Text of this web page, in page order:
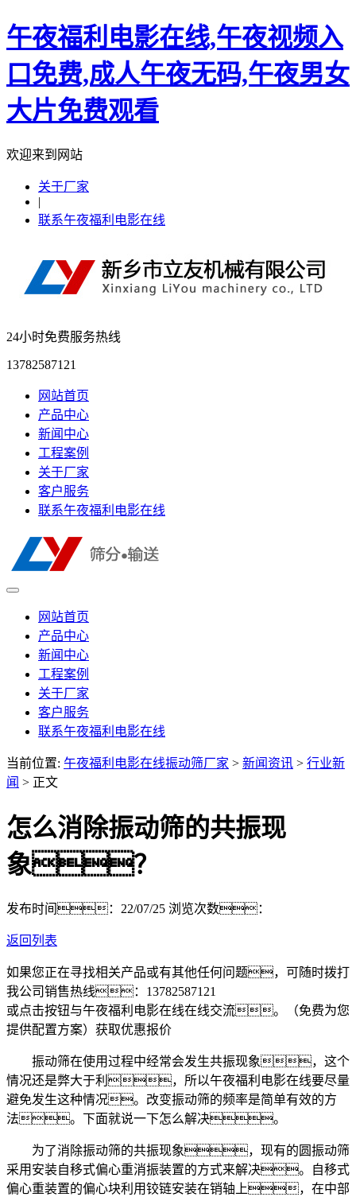
午夜福利电影在线,午夜视频入
口免费,成人午夜无码,午夜男女
大片免费观看
欢迎来到网站
关于厂家
|
联系午夜福利电影在线
24小时免费服务热线
13782587121
网站首页
产品中心
新闻中心
工程案例
关于厂家
客户服务
联系午夜福利电影在线
网站首页
产品中心
新闻中心
工程案例
关于厂家
客户服务
联系午夜福利电影在线
当前位置: 午夜福利电影在线振动筛厂家 > 新闻资讯 > 行业新
闻 > 正文
怎么消除振动筛的共振现
象？
发布时间：22/07/25 浏览次数：
返回列表
如果您正在寻找相关产品或有其他任何问题，可随时拨打
我公司销售热线： 13782587121
或点击按钮与午夜福利电影在线在线交流。（免费为您
提供配置方案） 获取优惠报价
振动筛在使用过程中经常会发生共振现象，这个
情况还是弊大于利，所以午夜福利电影在线要尽量
避免发生这种情况。改变振动筛的频率是简单有效的方
法。下面就说一下怎么解决。
为了消除振动筛的共振现象，现有的圆振动筛
采用安装自移式偏心重消振装置的方式来解决。自移式
偏心重装置的偏心块利用铰链安装在销轴上，在中部